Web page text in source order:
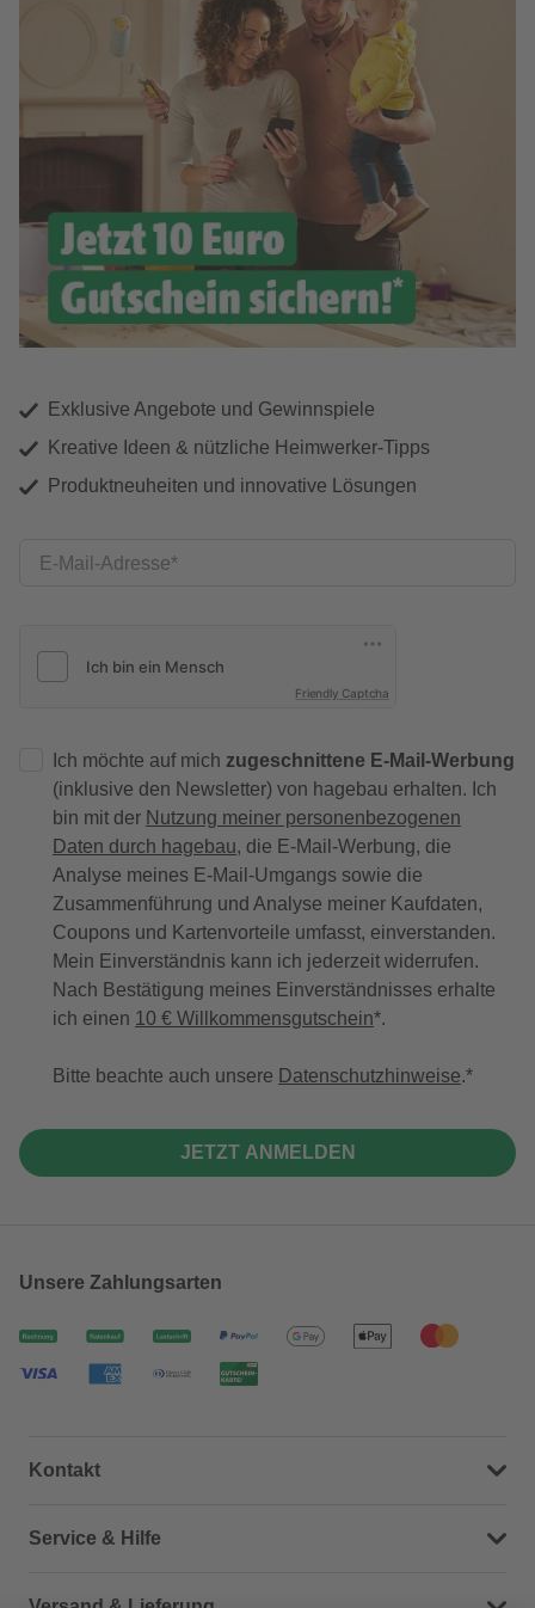
Exklusive Angebote und Gewinnspiele
Kreative Ideen & nützliche Heimwerker-Tipps
Produktneuheiten und innovative Lösungen
E-Mail-Adresse
Friendly Captcha
Ich möchte auf mich zugeschnittene E-Mail-Werbung
(inklusive den Newsletter) von hagebau erhalten. Ich
bin mit der Nutzung meiner personenbezogenen
Daten durch hagebau, die E-Mail-Werbung, die
Analyse meines E-Mail-Umgangs sowie die
Zusammenführung und Analyse meiner Kaufdaten,
Coupons und Kartenvorteile umfasst, einverstanden.
Mein Einverständnis kann ich jederzeit widerrufen.
Nach Bestätigung meines Einverständnisses erhalte
ich einen 10 € Willkommensgutschein*.
Bitte beachte auch unsere Datenschutzhinweise.
JETZT ANMELDEN
Unsere Zahlungsarten
Kontakt
Dein Kontakt zu uns
Service & Hilfe